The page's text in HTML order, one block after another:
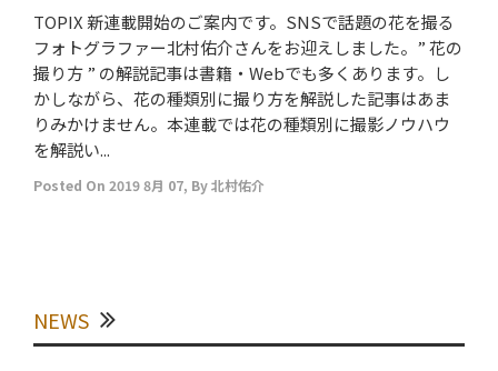
TOPIX 新連載開始のご案内です。SNSで話題の花を撮る
フォトグラファー北村佑介さんをお迎えしました。” 花の
撮り方 ” の解説記事は書籍・Webでも多くあります。し
かしながら、花の種類別に撮り方を解説した記事はあま
りみかけません。本連載では花の種類別に撮影ノウハウ
を解説い...
Posted On 2019 8月 07, By北村佑介
NEWS